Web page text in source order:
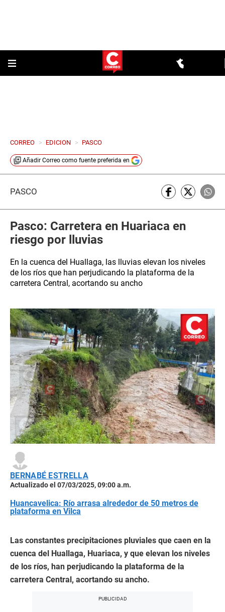
CORREO > EDICION > PASCO
Añadir Correo como fuente preferida en
PASCO
Pasco: Carretera en Huariaca en
riesgo por lluvias
En la cuenca del Huallaga, las lluvias elevan los niveles
de los ríos que han perjudicando la plataforma de la
carretera Central, acortando su ancho
BERNABÉ ESTRELLA
Actualizado el 07/03/2025, 09:00 a.m.
Huancavelica: Río arrasa alrededor de 50 metros de
plataforma en Vilca
Las constantes precipitaciones pluviales que caen en la
cuenca del Huallaga, Huariaca, y que elevan los niveles
de los ríos, han perjudicando la plataforma de la
carretera Central, acortando su ancho.